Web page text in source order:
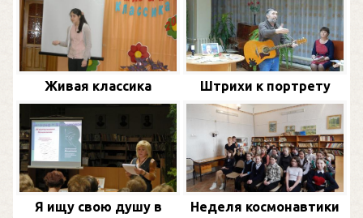
Живая классика Штрихи к портрету
Я ищу свою душу в
Неделя космонавтики